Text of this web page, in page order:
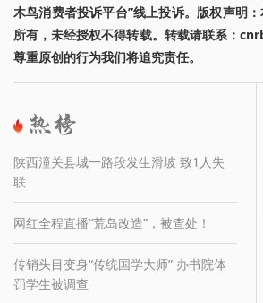
木鸟消费者投诉平台”线上投诉。版权声明
所有，未经授权不得转载。转载请联系：
尊重原创的行为我们将追究责任。
陕西潼关县城一路段发生滑坡 致1人失
联
网红全程直播“荒岛改造”，被查处！
传销头目变身“传统国学大师” 办书院体
罚学生被调查